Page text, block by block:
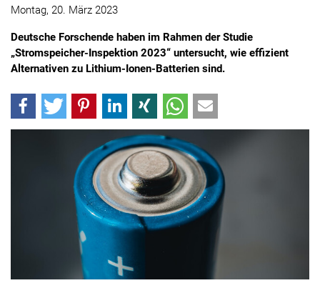
Montag, 20. März 2023
Deutsche Forschende haben im Rahmen der Studie
„Stromspeicher-Inspektion 2023“ untersucht, wie effizient
Alternativen zu Lithium-Ionen-Batterien sind.